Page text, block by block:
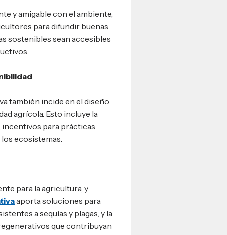
y amigable con el ambiente,
para difundir buenas
sostenibles sean accesibles
también incide en el diseño
agrícola. Esto incluye la
para prácticas
ecosistemas.
para la agricultura, y
aporta soluciones para
a sequías y plagas, y la
que contribuyan